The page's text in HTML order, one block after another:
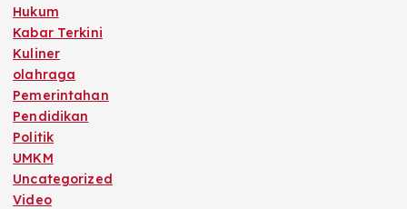
Hukum
Kabar Terkini
Kuliner
olahraga
Pemerintahan
Pendidikan
Politik
UMKM
Uncategorized
Video